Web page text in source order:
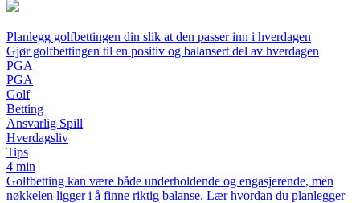
Planlegg golfbettingen din slik at den passer inn i hverdagen
Gjør golfbettingen til en positiv og balansert del av hverdagen
PGA
PGA
Golf
Betting
Ansvarlig Spill
Hverdagsliv
Tips
4 min
Golfbetting kan være både underholdende og engasjerende, men
nøkkelen ligger i å finne riktig balanse. Lær hvordan du planlegger